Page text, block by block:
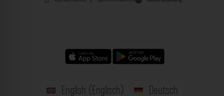
English (Englisch) Deutsch